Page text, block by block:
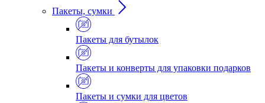
Пакеты, сумки
Пакеты для бутылок
Пакеты и конверты для упаковки подарков
Пакеты и сумки для цветов